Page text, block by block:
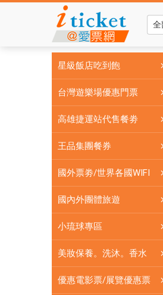
糕|
卡
門
市
銷；
銷
各
實
體
網
卡
星級飯店吃到飽
台灣遊樂場優惠門票
高雄捷運站代售餐劵
王品集團餐券
國外票劵/世界各國WIFI
國內外團體旅遊
小琉球專區
美妝保養。洗沐。香水
優惠電影票/展覽優惠票